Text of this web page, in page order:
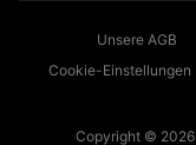
Unsere AGB
Cookie-Einstellungen
Copyright © 2026